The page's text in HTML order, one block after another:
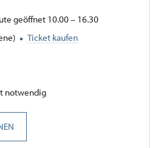
geöffnet 10.00 – 16.30
Ticket kaufen
notwendig